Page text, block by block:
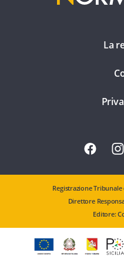
La
Registrazione Tribunale
Direttore
Editore: